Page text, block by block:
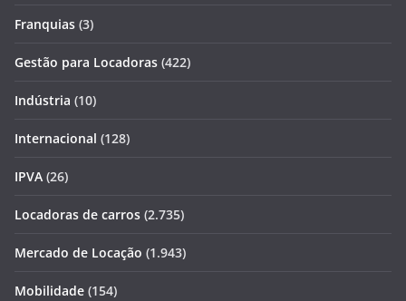
Franquias (3)
Gestão para Locadoras (422)
Indústria (10)
Internacional (128)
IPVA (26)
Locadoras de carros (2.735)
Mercado de Locação (1.943)
Mobilidade (154)